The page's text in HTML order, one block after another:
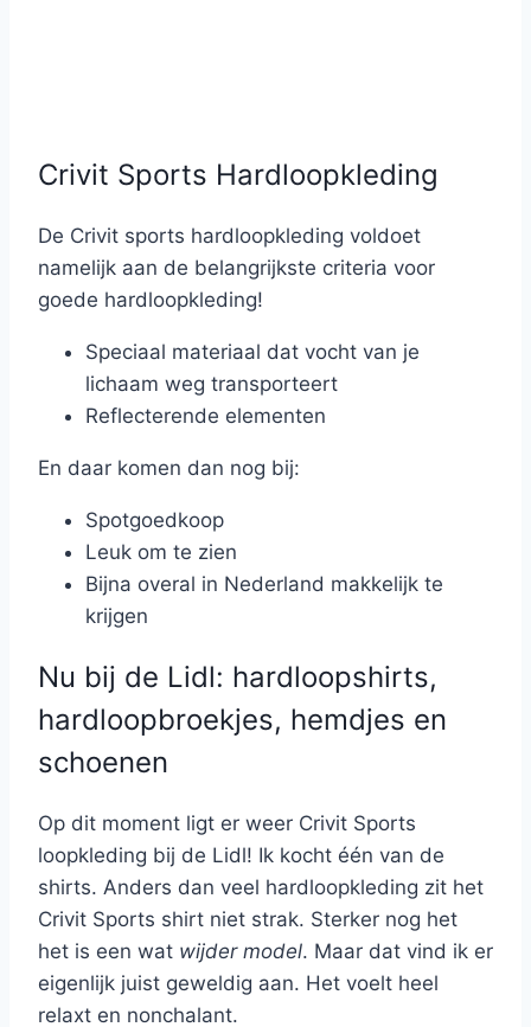
Crivit Sports Hardloopkleding
De Crivit sports hardloopkleding voldoet
namelijk aan de belangrijkste criteria voor
goede hardloopkleding!
Speciaal materiaal dat vocht van je
lichaam weg transporteert
Reflecterende elementen
En daar komen dan nog bij:
Spotgoedkoop
Leuk om te zien
Bijna overal in Nederland makkelijk te
krijgen
Nu bij de Lidl: hardloopshirts,
hardloopbroekjes, hemdjes en
schoenen
Op dit moment ligt er weer Crivit Sports
loopkleding bij de Lidl! Ik kocht één van de
shirts. Anders dan veel hardloopkleding zit het
Crivit Sports shirt niet strak. Sterker nog het
het is een wat wijder model. Maar dat vind ik er
eigenlijk juist geweldig aan. Het voelt heel
relaxt en nonchalant.